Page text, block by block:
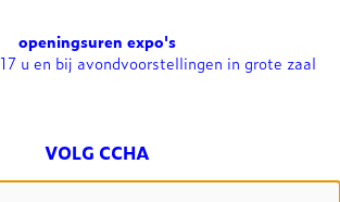
openingsuren expo's
u en bij avondvoorstellingen in grote zaal
VOLG CCHA